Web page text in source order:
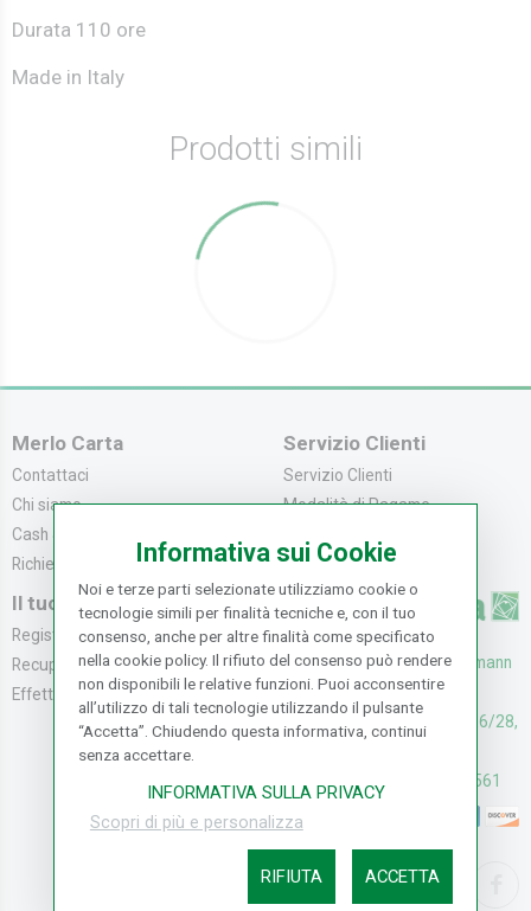
Durata 110 ore
Made in Italy
Prodotti simili
Merlo Carta
Contattaci
Chi siamo
Cash & Carry
Richiedi catalogo
Servizio Clienti
Servizio Clienti
Modalità di Pagame...
Resi e Recessi
Il tuo Account
Registrati
Recupera la Passwo...
Effettua un Reso
UFFICI: V. Senna 44/46, Osmann
oro Sesto F.no (FI)
CASH & CARRY: V. Senna 26/28,
Assistenza: (+39) 055374561
Informativa sui Cookie
Noi e terze parti selezionate utilizziamo cookie o
tecnologie simili per finalità tecniche e, con il tuo
consenso, anche per altre finalità come specificato
nella cookie policy. Il rifiuto del consenso può rendere
non disponibili le relative funzioni. Puoi acconsentire
all’utilizzo di tali tecnologie utilizzando il pulsante
“Accetta”. Chiudendo questa informativa, continui
senza accettare.
INFORMATIVA SULLA PRIVACY
Scopri di più e personalizza
RIFIUTA ACCETTA